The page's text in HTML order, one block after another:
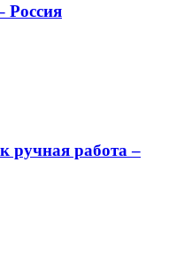
Россия
ручная работа –